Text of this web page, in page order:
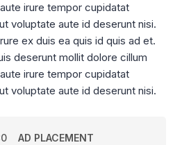
irure tempor cupidatat
voluptate aute id deserunt nisi.
ex duis ea quis id quis ad et.
deserunt mollit dolore cillum
irure tempor cupidatat
voluptate aute id deserunt nisi.
AD PLACEMENT